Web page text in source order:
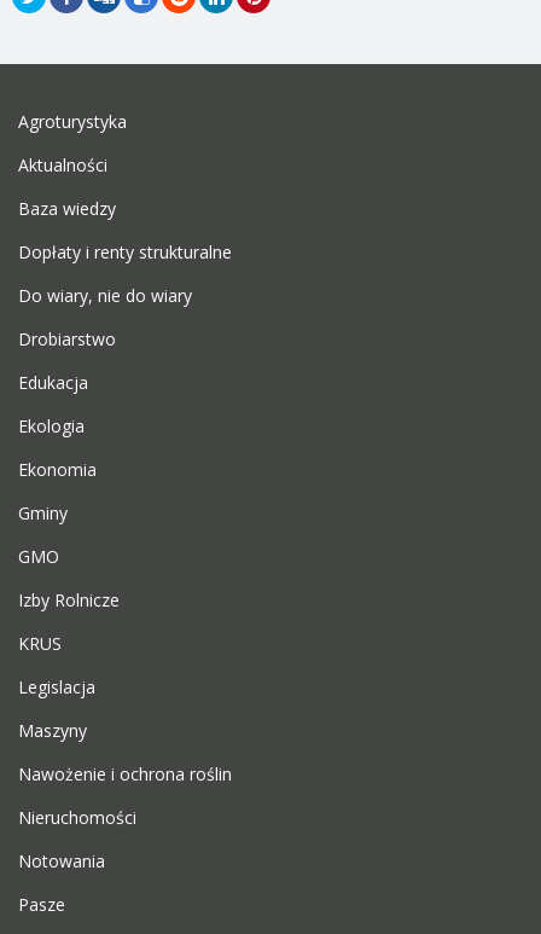
Agroturystyka
Aktualności
Baza wiedzy
Dopłaty i renty strukturalne
Do wiary, nie do wiary
Drobiarstwo
Edukacja
Ekologia
Ekonomia
Gminy
GMO
Izby Rolnicze
KRUS
Legislacja
Maszyny
Nawożenie i ochrona roślin
Nieruchomości
Notowania
Pasze